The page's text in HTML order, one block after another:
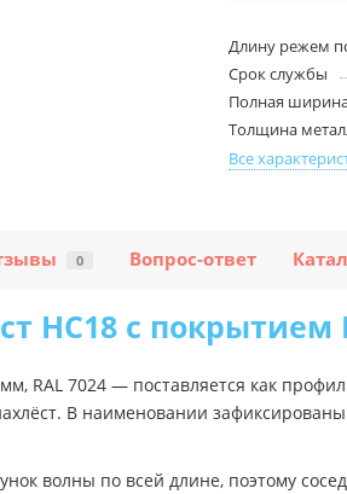
Длину режем
Срок службы
Полная
Толщина
Все
0 Вопрос-ответ
НС18 с покрытием
RAL 7024 — поставляется как
В наименовании
волны по всей длине, поэтому